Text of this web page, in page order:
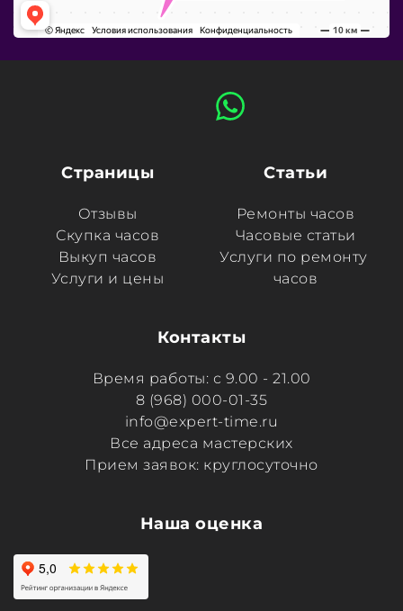
Страницы
Отзывы
Скупка часов
Выкуп часов
Услуги и цены
Статьи
Ремонты часов
Часовые статьи
Услуги по ремонту
часов
Контакты
Время работы: с 9.00 - 21.00
8 (968) 000-01-35
info@expert-time.ru
Все адреса мастерских
Прием заявок: круглосуточно
Наша оценка